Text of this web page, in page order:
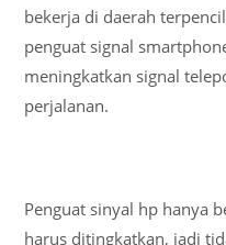
bekerja di daerah
penguat signal
meningkatkan signal
perjalanan.
Penguat sinyal hp hanya
harus ditingkatkan, jadi